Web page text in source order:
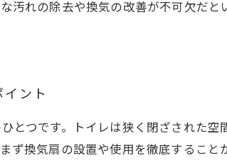
汚れの除去や換気の改善が不可欠だ
ント
とつです。トイレは狭く閉ざされた
ず換気扇の設置や使用を徹底するこ